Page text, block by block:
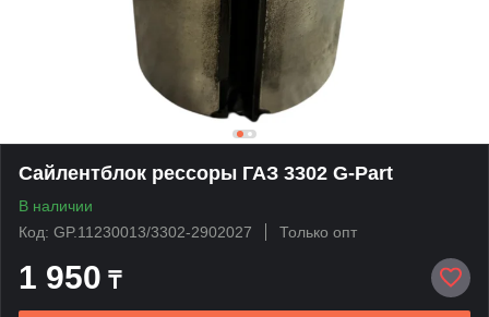
Сайлентблок рессоры ГАЗ 3302 G-Part
В наличии
Код: GP.11230013/3302-2902027
Только опт
1 950 ₸